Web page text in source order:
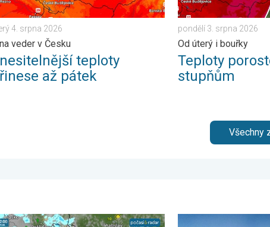
4. srpna 2026
veder v Česku
teploty
až pátek
pondělí 3. srpna 2026
Od úterý i bouřky
Teploty
stupňům
Všechny
16. května 2026
s přeháňkami, neděle slunečnější. Víkendové počasí. . .
Tajemství bílé duhy.